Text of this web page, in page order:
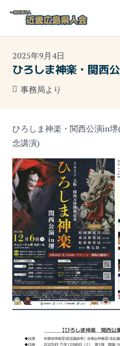
2025年9月4日
ひろしま神楽・関西
事務局より
ひろしま神楽・関西公演in
念講演)